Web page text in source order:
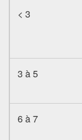
< 3
3 à 5
6 à 7